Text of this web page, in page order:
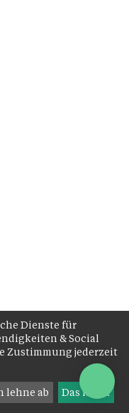
Dienste für
& Social
Zustimmung jederzeit
lehne ab Das ist ok